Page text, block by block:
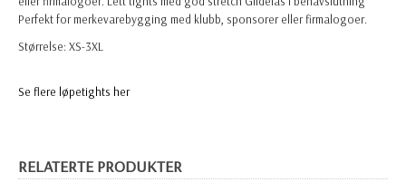
Perfekt for merkevarebygging med klubb, sponsorer eller firmalogoer.
Størrelse: XS-3XL
Se flere løpetights her
RELATERTE PRODUKTER